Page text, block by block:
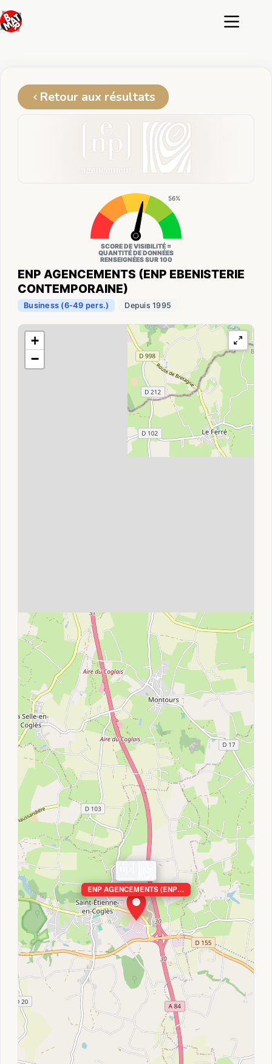
au
contenu
Retour aux résultats
ENP AGENCEMENTS (ENP EBENISTERIE
CONTEMPORAINE)
Business (6-49 pers.) Depuis 1995
56%
SCORE DE VISIBILITÉ =
QUANTITÉ DE DONNÉES
RENSEIGNÉES SUR 100
ENP AGENCEMENTS (ENP…
+
−